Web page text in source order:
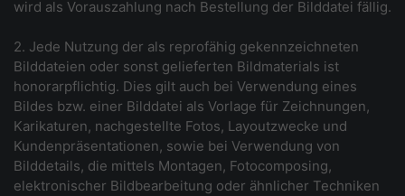
wird als Vorauszahlung nach Bestellung der Bilddatei fällig.
2. Jede Nutzung der als reprofähig gekennzeichneten
Bilddateien oder sonst gelieferten Bildmaterials ist
honorarpflichtig. Dies gilt auch bei Verwendung eines
Bildes bzw. einer Bilddatei als Vorlage für Zeichnungen,
Karikaturen, nachgestellte Fotos, Layoutzwecke und
Kundenpräsentationen, sowie bei Verwendung von
Bilddetails, die mittels Montagen, Fotocomposing,
elektronischer Bildbearbeitung oder ähnlicher Techniken